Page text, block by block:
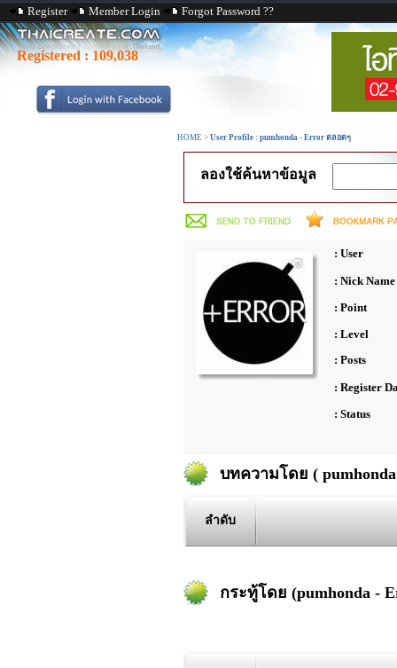
Register Member Login Forgot Password ??
Registered : 109,038
HOME > User Profile : pumhonda - Error ตลอดๆ
ลองใช้ค้นหาข้อมูล
: User
: Nick Name
: Point
: Level
: Posts
: Register
: Status
บทความโดย (
ลำดับ
กระทู้โดย (pumhonda -